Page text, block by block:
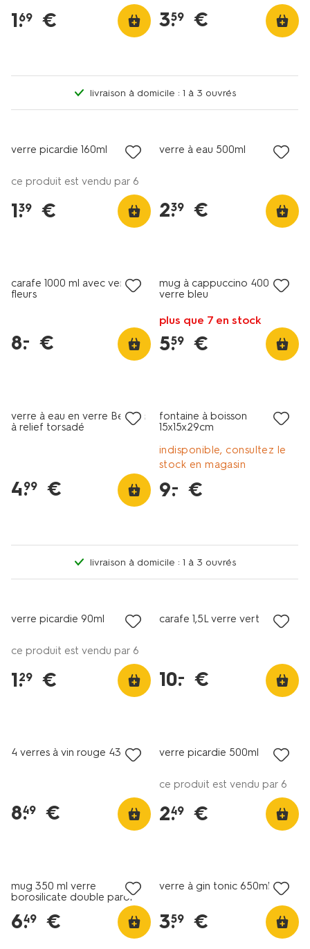
1.
69 € 3.
59 €
livraison à domicile : 1 à 3 ouvrés
verre picardie 160ml
ce produit est vendu par 6
1.
39 €
verre à eau 500ml
2.
39 €
carafe 1000 ml avec verre
fleurs
8.
– €
mug à cappuccino 400ml
verre bleu
plus que 7 en stock
5.
59 €
verre à eau en verre Bergen
à relief torsadé
4.
99 €
fontaine à boisson
15x15x29cm
indisponible, consultez le
stock en magasin
9.
– €
livraison à domicile : 1 à 3 ouvrés
verre picardie 90ml
ce produit est vendu par 6
1.
29 €
carafe 1,5L verre vert
10.
– €
4 verres à vin rouge 430ml
8.
49 €
verre picardie 500ml
ce produit est vendu par 6
2.
49 €
mug 350 ml verre
borosilicate double paroi
6.
49 €
verre à gin tonic 650ml
3.
59 €